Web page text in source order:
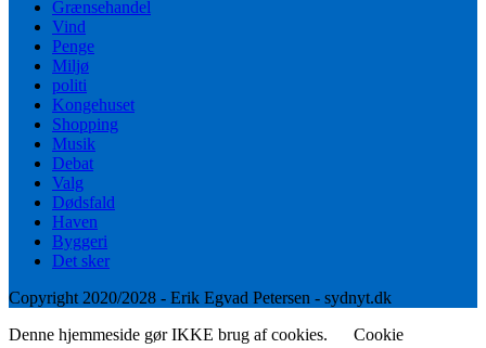
Grænsehandel
Vind
Penge
Miljø
politi
Kongehuset
Shopping
Musik
Debat
Valg
Dødsfald
Haven
Byggeri
Det sker
Copyright 2020/2028 - Erik Egvad Petersen - sydnyt.dk
Denne hjemmeside gør IKKE brug af cookies.
Cookie